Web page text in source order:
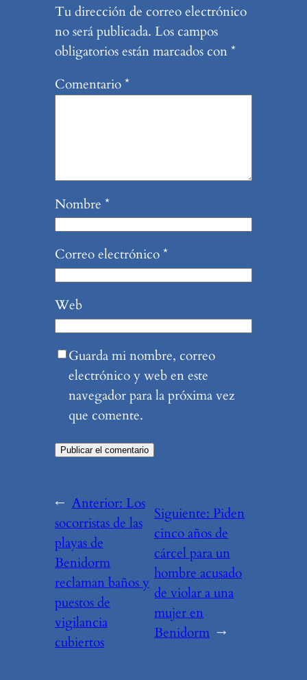
Tu dirección de correo electrónico
no será publicada. Los campos
obligatorios están marcados con*
Comentario*
Nombre *
Correo electrónico*
Web
Guarda mi nombre, correo
electrónico y web en este
navegador para la próxima vez
que comente.
← Anterior: Los
socorristas de las
playas de
Benidorm
reclaman baños y
puestos de
vigilancia
cubiertos
Siguiente: Piden
cinco años de
cárcel para un
hombre acusado
de violar a una
mujer en
Benidorm →